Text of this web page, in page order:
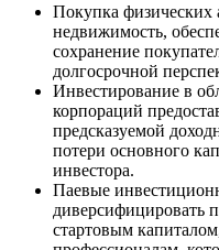
Покупка физических
недвижимость,
сохранение
долгосрочной
Инвестирование в
корпораций
предсказуемой
потери основного
инвестора.
Паевые
диверсифицировать
стартовым